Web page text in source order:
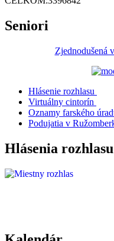
Seniori
Zjednodušená
Hlásenie rozhlasu
Virtuálny cintorín
Oznamy farského
Podujatia v
Hlásenia rozhlasu